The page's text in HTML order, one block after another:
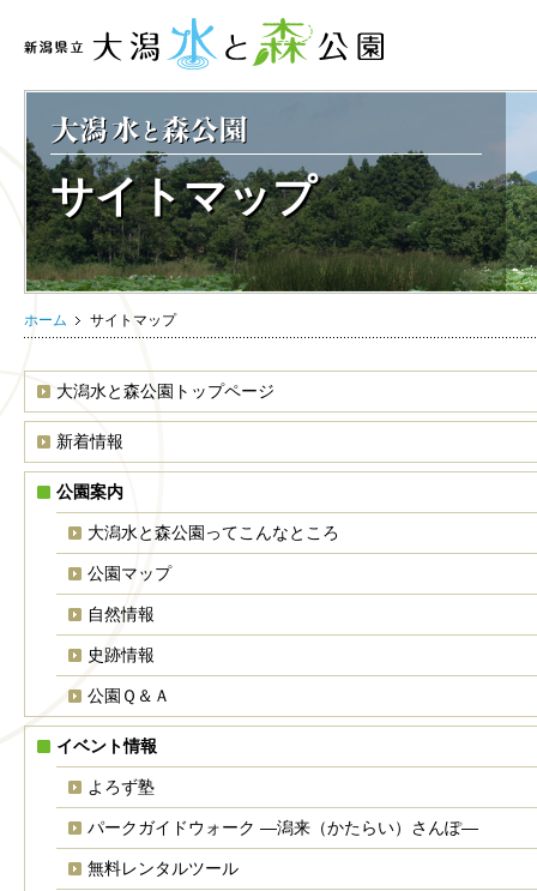
サイトマップ
ホーム サイトマップ
大潟水と森公園トップページ
新着情報
公園案内
大潟水と森公園ってこんなところ
公園マップ
自然情報
史跡情報
公園Ｑ＆Ａ
イベント情報
よろず塾
パークガイドウォーク ―潟来（かたらい）さんぽ―
無料レンタルツール